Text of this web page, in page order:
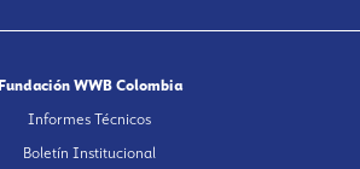
Fundación WWB Colombia
Informes Técnicos
Boletín Institucional